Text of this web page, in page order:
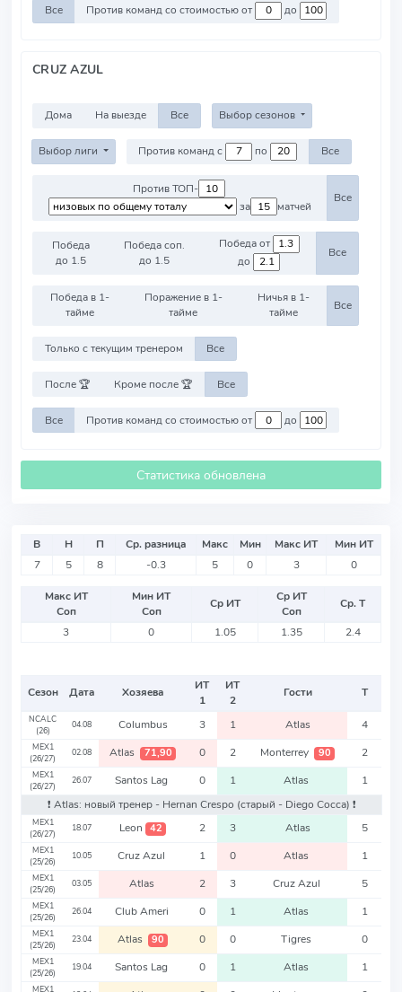
Все Против команд со стоимостью от до
CRUZ AZUL
Дома На выезде Все Выбор сезонов
Выбор лиги Против команд с по Все
Против ТОП-
за
матчей
Все
Победа
до 1.5
Победа соп.
до 1.5
Победа от
до
Все
Победа в 1-
тайме
Поражение в 1-
тайме
Ничья в 1-
тайме
Все
Только с текущим тренером Все
После 🏆 Кроме после 🏆 Все
Все Против команд со стоимостью от до
Статистика обновлена
В Н П Ср. разница Макс Мин Макс ИТ
Мин ИТ
7
5 8 -0.3 5 0 3 0
Макс ИТ
Соп
Мин ИТ
Соп
Ср ИТ
Ср ИТ
Соп
Ср. Т
3
0 1.05 1.35 2.4
Сезон Дата Хозяева
ИТ
1
ИТ
2
Гости Т
NCALC
(26)
04.08 Columbus 3 1 Atlas 4
MEX1
(26/27)
02.08 Atlas 71,90 0 2 Monterrey 90 2
MEX1
(26/27)
26.07 Santos Lag 0 1 Atlas
1
❗️ Atlas: новый тренер - Hernan Crespo (старый - Diego Cocca) ❗️
MEX1
(26/27)
18.07 Leon 42 2 3 Atlas 5
MEX1
(25/26)
10.05 Cruz Azul 1 0 Atlas 1
MEX1
(25/26)
03.05 Atlas 2 3 Cruz Azul 5
MEX1
(25/26)
26.04 Club Ameri 0 1 Atlas 1
MEX1
(25/26)
23.04 Atlas 90 0 0 Tigres 0
MEX1
(25/26)
19.04 Santos Lag 0 1 Atlas 1
MEX1